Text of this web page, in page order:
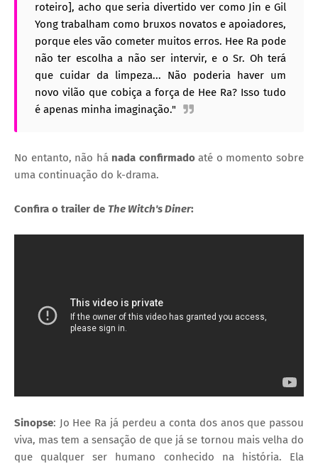
roteiro], acho que seria divertido ver como Jin e Gil
Yong trabalham como bruxos novatos e apoiadores,
porque eles vão cometer muitos erros. Hee Ra pode
não ter escolha a não ser intervir, e o Sr. Oh terá
que cuidar da limpeza... Não poderia haver um
novo vilão que cobiça a força de Hee Ra? Isso tudo
é apenas minha imaginação."
No entanto, não há nada confirmadoaté o momento sobre
uma continuação do k-drama.
Confira o trailer de The Witch's Diner:
Sinopse: Jo Hee Ra já perdeu a conta dos anos que passou
viva, mas tem a sensação de que já se tornou mais velha do
que qualquer ser humano conhecido na história. Ela